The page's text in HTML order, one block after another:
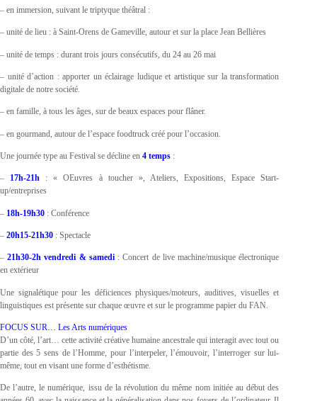
– en immersion, suivant le triptyque théâtral :
– unité de lieu : à Saint-Orens de Gameville, autour et sur la place Jean Bellières
– unité de temps : durant trois jours consécutifs, du 24 au 26 mai
– unité d’action : apporter un éclairage ludique et artistique sur la transformation
digitale de notre société.
– en famille, à tous les âges, sur de beaux espaces pour flâner.
– en gourmand, autour de l’espace foodtruck créé pour l’occasion.
Une journée type au Festival se décline en 4 temps :
– 17h-21h
: « OEuvres à toucher », Ateliers, Expositions, Espace Start-
up/entreprises
– 18h-19h30 : Conférence
– 20h15-21h30 : Spectacle
–21h30-2h vendredi & samedi : Concert de live machine/musique électronique
en extérieur
Une signalétique pour les déficiences physiques/moteurs, auditives, visuelles et
linguistiques est présente sur chaque œuvre et sur le programme papier du FAN.
FOCUS SUR… Les Arts numériques
D’un côté, l’art… cette activité créative humaine ancestrale qui interagit avec tout ou
partie des 5 sens de l’Homme, pour l’interpeler, l’émouvoir, l’interroger sur lui-
même, tout en visant une forme d’esthétisme.
De l’autre, le numérique, issu de la révolution du même nom initiée au début des